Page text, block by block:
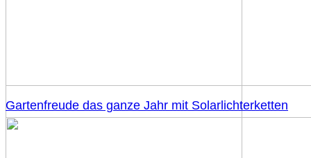
Gartenfreude das ganze Jahr mit Solarlichterketten